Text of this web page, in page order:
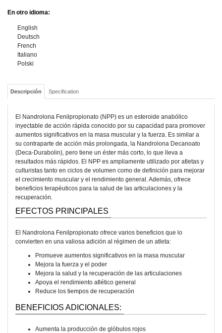
En otro idioma:
English
Deutsch
French
Italiano
Polski
Descripción Specification
El Nandrolona Fenilpropionato (NPP) es un esteroide anabólico
inyectable de acción rápida conocido por su capacidad para promover
aumentos significativos en la masa muscular y la fuerza. Es similar a
su contraparte de acción más prolongada, la Nandrolona Decanoato
(Deca-Durabolin), pero tiene un éster más corto, lo que lleva a
resultados más rápidos. El NPP es ampliamente utilizado por atletas y
culturistas tanto en ciclos de volumen como de definición para mejorar
el crecimiento muscular y el rendimiento general. Además, ofrece
beneficios terapéuticos para la salud de las articulaciones y la
recuperación.
EFECTOS PRINCIPALES
El Nandrolona Fenilpropionato ofrece varios beneficios que lo
convierten en una valiosa adición al régimen de un atleta:
Promueve aumentos significativos en la masa muscular
Mejora la fuerza y el poder
Mejora la salud y la recuperación de las articulaciones
Apoya el rendimiento atlético general
Reduce los tiempos de recuperación
BENEFICIOS ADICIONALES:
Aumenta la producción de glóbulos rojos